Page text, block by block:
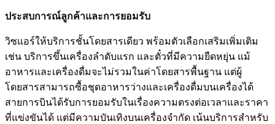
ประสบการณ์ลูกค้าและการยอมรับ
วิซแอร์ให้บริการชั้นโดยสารเดียว พร้อมตัวเลือกเสริมเพิ่มเติม
เช่น บริการขึ้นเครื่องลำดับแรก และตั๋วที่มีความยืดหยุ่น แม้
อาหารและเครื่องดื่มจะไม่รวมในค่าโดยสารพื้นฐาน แต่ผู้
โดยสารสามารถซื้อชุดอาหารว่างและเครื่องดื่มบนเครื่องได้
สายการบินได้รับการยอมรับในเรื่องความตรงต่อเวลาและราคา
ที่แข่งขันได้ แต่มีความบันเทิงบนเครื่องจำกัด เน้นบริการสำหรับ